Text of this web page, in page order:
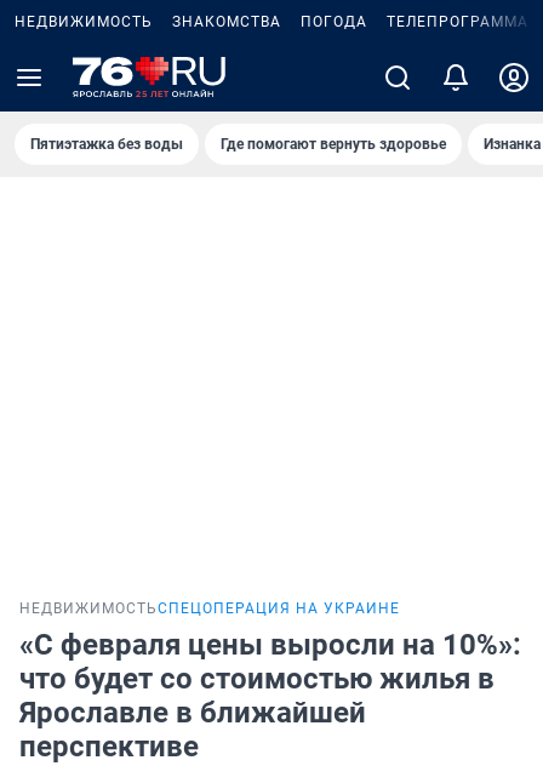
НЕДВИЖИМОСТЬ ЗНАКОМСТВА ПОГОДА ТЕЛЕПРОГРАММА
Пятиэтажка без воды Где помогают вернуть здоровье
НЕДВИЖИМОСТЬСПЕЦОПЕРАЦИЯ НА УКРАИНЕ
«С февраля цены выросли на 10%»:
что будет со стоимостью жилья в
Ярославле в ближайшей
перспективе